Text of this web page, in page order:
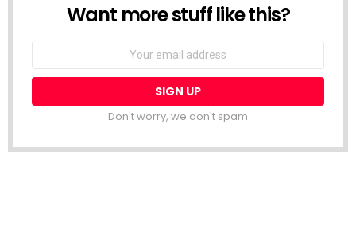
NEWSLETTER
Want more stuff like this?
Email
Don't worry, we don't spam